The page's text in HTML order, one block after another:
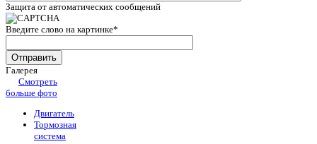
Защита от автоматических сообщений
Введите слово на картинке*
Галерея
Смотреть
больше фото
Двигатель
Тормозная
система